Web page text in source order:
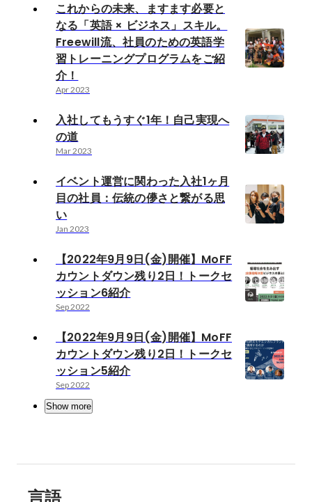
これからの未来、ますます必要と
なる「英語 × ビジネス」スキル。
Freewill流、社員のための英語学
習トレーニングプログラムをご紹
介！
Apr 2023
入社してもうすぐ1年！自己実現へ
の道
Mar 2023
イベント運営に関わった入社1ヶ月
目の社員：伝統の儚さと繋がる思
い
Jan 2023
【2022年9月9日(金)開催】MoFF
カウントダウン残り2日！トークセ
ッション6紹介
Sep 2022
【2022年9月9日(金)開催】MoFF
カウントダウン残り2日！トークセ
ッション5紹介
Sep 2022
Show more